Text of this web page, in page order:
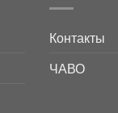
Контакты
ЧАВО